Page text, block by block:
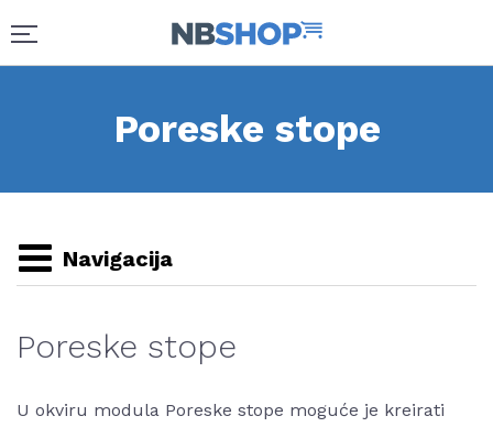
Poreske stope
Navigacija
Poreske stope
U okviru modula Poreske stope moguće je kreirati